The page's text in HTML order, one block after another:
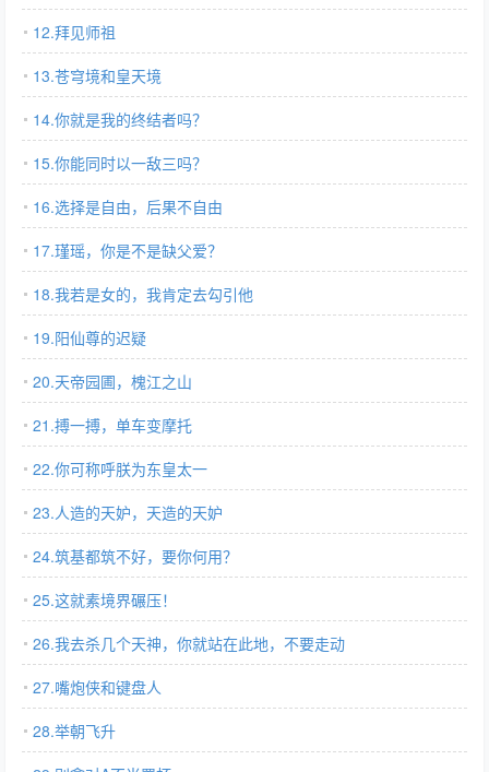
12.拜见师祖
13.苍穹境和皇天境
14.你就是我的终结者吗？
15.你能同时以一敌三吗？
16.选择是自由，后果不自由
17.瑾瑶，你是不是缺父爱？
18.我若是女的，我肯定去勾引他
19.阳仙尊的迟疑
20.天帝园圃，槐江之山
21.搏一搏，单车变摩托
22.你可称呼朕为东皇太一
23.人造的天妒，天造的天妒
24.筑基都筑不好，要你何用？
25.这就素境界碾压！
26.我去杀几个天神，你就站在此地，不要走动
27.嘴炮侠和键盘人
28.举朝飞升